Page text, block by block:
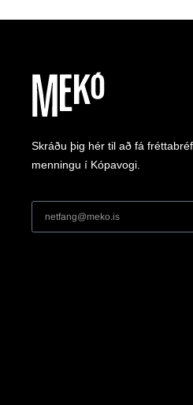
Skráðu þig hér til að fá
menningu í Kópavogi.